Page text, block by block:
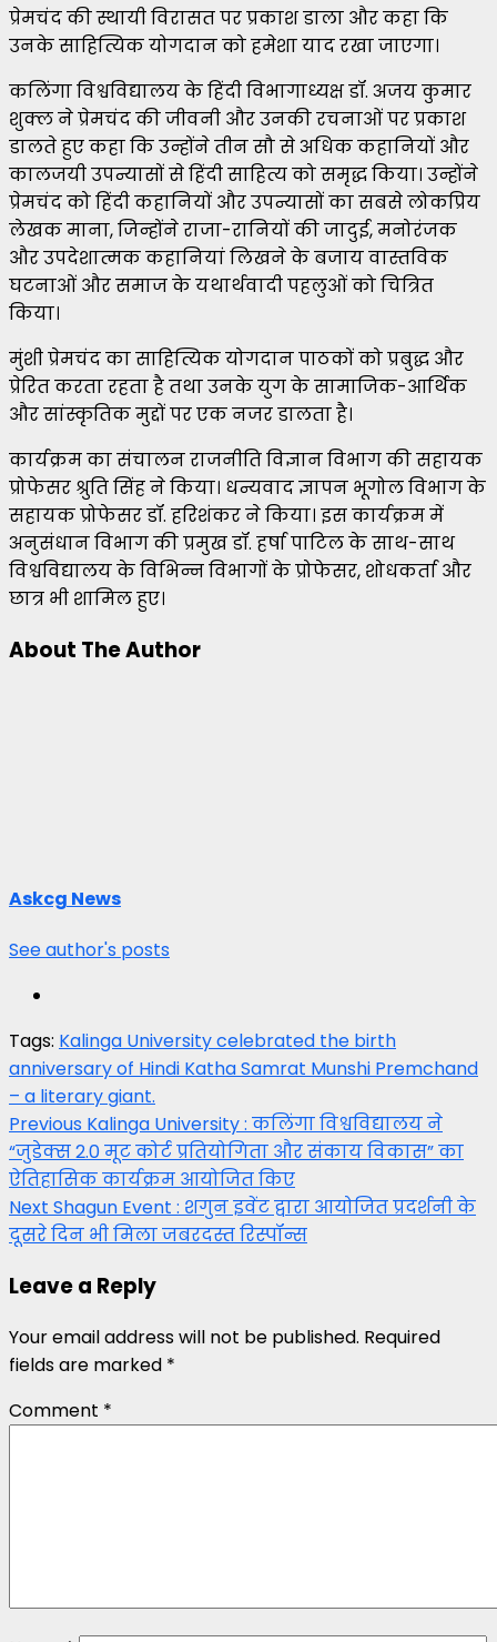
प्रेमचंद की स्थायी विरासत पर प्रकाश डाला और कहा कि
उनके साहित्यिक योगदान को हमेशा याद रखा जाएगा।
कलिंगा विश्वविद्यालय के हिंदी विभागाध्यक्ष डॉ. अजय कुमार
शुक्ल ने प्रेमचंद की जीवनी और उनकी रचनाओं पर प्रकाश
डालते हुए कहा कि उन्होंने तीन सौ से अधिक कहानियों और
कालजयी उपन्यासों से हिंदी साहित्य को समृद्ध किया। उन्होंने
प्रेमचंद को हिंदी कहानियों और उपन्यासों का सबसे लोकप्रिय
लेखक माना, जिन्होंने राजा-रानियों की जादुई, मनोरंजक
और उपदेशात्मक कहानियां लिखने के बजाय वास्तविक
घटनाओं और समाज के यथार्थवादी पहलुओं को चित्रित
किया।
मुंशी प्रेमचंद का साहित्यिक योगदान पाठकों को प्रबुद्ध और
प्रेरित करता रहता है तथा उनके युग के सामाजिक-आर्थिक
और सांस्कृतिक मुद्दों पर एक नजर डालता है।
कार्यक्रम का संचालन राजनीति विज्ञान विभाग की सहायक
प्रोफेसर श्रुति सिंह ने किया। धन्यवाद ज्ञापन भूगोल विभाग के
सहायक प्रोफेसर डॉ. हरिशंकर ने किया। इस कार्यक्रम में
अनुसंधान विभाग की प्रमुख डॉ. हर्षा पाटिल के साथ-साथ
विश्वविद्यालय के विभिन्न विभागों के प्रोफेसर, शोधकर्ता और
छात्र भी शामिल हुए।
About The Author
Askcg News
See author's posts
Tags: Kalinga University celebrated the birth
anniversary of Hindi Katha Samrat Munshi Premchand
– a literary giant.
Post
navigation
Previous Kalinga University : कलिंगा विश्वविद्यालय ने
“जुडेक्स 2.0 मूट कोर्ट प्रतियोगिता और संकाय विकास” का
ऐतिहासिक कार्यक्रम आयोजित किए
Next Shagun Event : शगुन इवेंट द्वारा आयोजित प्रदर्शनी के
दूसरे दिन भी मिला जबरदस्त रिस्पॉन्स
Leave a Reply
Your email address will not be published. Required
fields are marked *
Comment *